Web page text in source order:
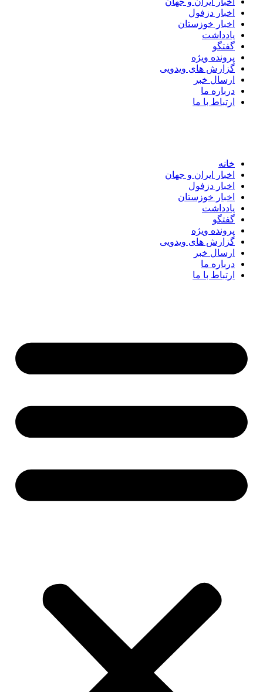
اخبار دزفول
اخبار خوزستان
یادداشت
گفتگو
پرونده ویژه
گزارش های ویدویی
ارسال خبر
درباره ما
ارتباط با ما
خانه
اخبار ایران و جهان
اخبار دزفول
اخبار خوزستان
یادداشت
گفتگو
پرونده ویژه
گزارش های ویدویی
ارسال خبر
درباره ما
ارتباط با ما